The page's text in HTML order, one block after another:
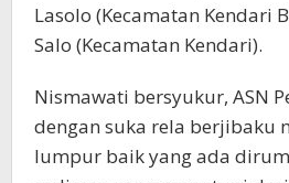
Lasolo (Kecamatan Kendari
Salo (Kecamatan Kendari).
Nismawati bersyukur, ASN
dengan suka rela berjibaku
lumpur baik yang ada